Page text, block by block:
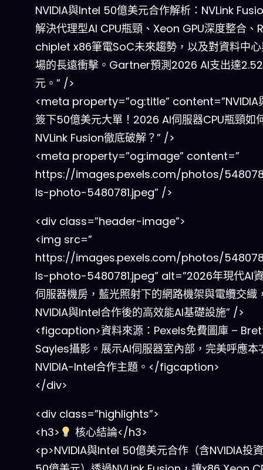
NVIDIA與Intel 50億美元合作解析：NVLink
解決代理型AI CPU瓶頸、Xeon GPU深度整合、
chiplet x86筆電SoC未來趨勢，以及對資料中
場的長遠衝擊。Gartner預測2026 AI支出達
元。” />
<meta property=”og:title” content=”NVIDIA
簽下50億美元大單！2026 AI伺服器CPU瓶頸如
NVLink Fusion徹底破解？” />
<meta property=”og:image” content=”
https://images.pexels.com/photos/
ls-photo-5480781.jpeg” />
<div class=”header-image”>
<img src=”
https://images.pexels.com/photos/
ls-photo-5480781.jpeg” alt=”2026年現代AI
伺服器機房，藍光照射下的網路機架與電纜交織
NVIDIA與Intel合作後的高效能AI基礎設施” />
<figcaption>資料來源：Pexels免費圖庫 –
Sayles攝影。展示AI伺服器室內部，完美呼應本
NVIDIA-Intel合作主題。</figcaption>
</div>
<div class=”highlights”>
<h3>
核心結論</h3>
<p>NVIDIA與Intel 50億美元合作（含NVIDIA投